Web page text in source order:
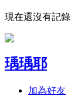
現在還沒有記錄
瑀瑀耶
加為好友